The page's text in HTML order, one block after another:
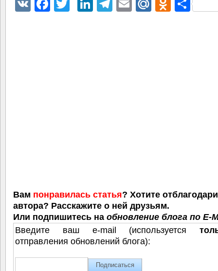
VK Facebook
TwitterLinkedIn
Telegram
EmailMail.Ru
Вам понравилась статья? Хотите
автора? Расскажите о ней друзьям.
Или подпишитесь на обновление блога по E-
Введите ваш e-mail (используется
отправления обновлений блога):